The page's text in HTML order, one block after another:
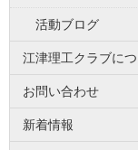
活動ブログ
江津理工クラブに
お問い合わせ
新着情報